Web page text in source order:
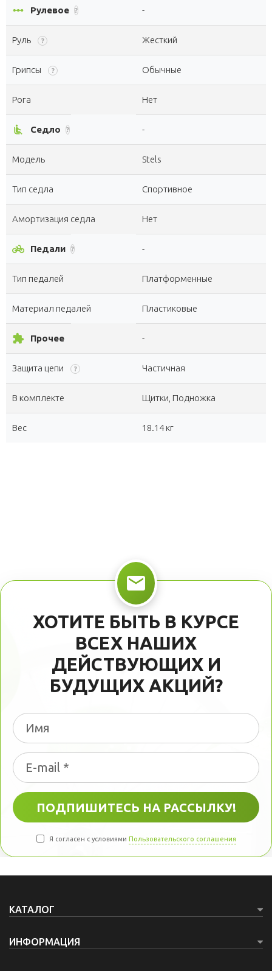
linear_scale Рулевое ? -
Руль ? Жесткий
Грипсы ? Обычные
Рога Нет
airline_seat_recline_normal Седло ? -
Модель Stels
Тип седла Спортивное
Амортизация седла Нет
pedal_bike Педали ? -
Тип педалей Платформенные
Материал педалей Пластиковые
extension Прочее -
Защита цепи ? Частичная
В комплекте Щитки, Подножка
Вес 18.14 кг
ХОТИТЕ БЫТЬ В КУРСЕ
ВСЕХ НАШИХ
ДЕЙСТВУЮЩИХ И
БУДУЩИХ АКЦИЙ?
Я согласен с условиями Пользовательского соглашения
КАТАЛОГ
ИНФОРМАЦИЯ